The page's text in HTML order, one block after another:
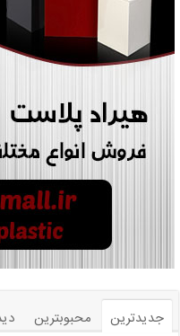
جدیدترین محبوبترین